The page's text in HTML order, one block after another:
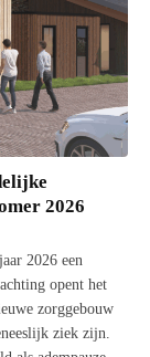
2026
2026 een
opent het
zorggebouw
ziek zijn.